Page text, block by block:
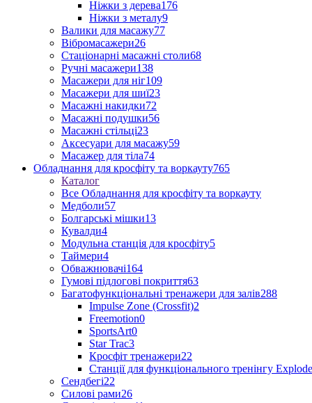
Ніжки з дерева176
Ніжки з металу9
Валики для масажу77
Вібромасажери26
Стаціонарні масажні столи68
Ручні масажери138
Масажери для ніг109
Масажери для шиї23
Масажні накидки72
Масажні подушки56
Масажні стільці23
Аксесуари для масажу59
Масажер для тіла74
Обладнання для кросфіту та воркауту765
Каталог
Все Обладнання для кросфіту та воркауту
Медболи57
Болгарські мішки13
Кувалди4
Модульна станція для кросфіту5
Таймери4
Обважнювачі164
Гумові підлогові покриття63
Багатофункціональні тренажери для залів288
Impulse Zone (Crossfit)2
Freemotion0
SportsArt0
Star Trac3
Кросфіт тренажери22
Станції для функціонального тренінгу Explode
Сендбегі22
Силові рами26